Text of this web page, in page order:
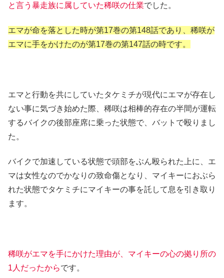
と言う暴走族に属していた稀咲の仕業でした。
エマが命を落とした時が第17巻の第148話であり、稀咲が
エマに手をかけたのが第17巻の第147話の時です。
エマと行動を共にしていたタケミチが現代にエマが存在し
ない事に気づき始めた際、稀咲は相棒的存在の半間が運転
するバイクの後部座席に乗った状態で、バットで殴りまし
た。
バイクで加速している状態で頭部をぶん殴られた上に、エ
マは女性なのでかなりの致命傷となり、マイキーにおぶら
れた状態でタケミチにマイキーの事を託して息を引き取り
ます。
稀咲がエマを手にかけた理由が、マイキーの心の拠り所の
1人だったからです。